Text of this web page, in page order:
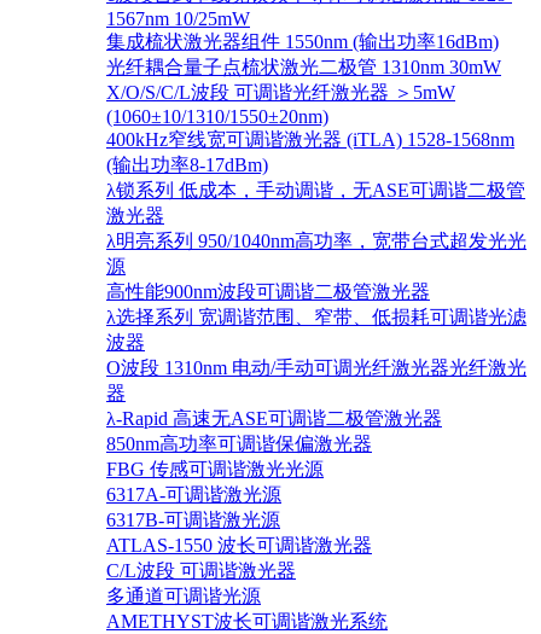
1567nm 10/25mW
集成梳状激光器组件 1550nm (输出功率16dBm)
光纤耦合量子点梳状激光二极管 1310nm 30mW
X/O/S/C/L波段 可调谐光纤激光器 ＞5mW
(1060±10/1310/1550±20nm)
400kHz窄线宽可调谐激光器 (iTLA) 1528-1568nm
(输出功率8-17dBm)
λ锁系列 低成本，手动调谐，无ASE可调谐二极管
激光器
λ明亮系列 950/1040nm高功率，宽带台式超发光光
源
高性能900nm波段可调谐二极管激光器
λ选择系列 宽调谐范围、窄带、低损耗可调谐光滤
波器
O波段 1310nm 电动/手动可调光纤激光器光纤激光
器
λ-Rapid 高速无ASE可调谐二极管激光器
850nm高功率可调谐保偏激光器
FBG 传感可调谐激光光源
6317A-可调谐激光源
6317B-可调谐激光源
ATLAS-1550 波长可调谐激光器
C/L波段 可调谐激光器
多通道可调谐光源
AMETHYST波长可调谐激光系统